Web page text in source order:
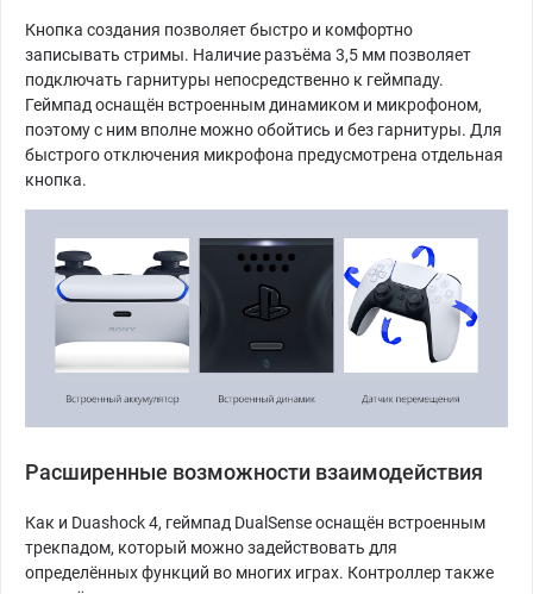
Кнопка создания позволяет быстро и комфортно
записывать стримы. Наличие разъёма 3,5 мм позволяет
подключать гарнитуры непосредственно к геймпаду.
Геймпад оснащён встроенным динамиком и микрофоном,
поэтому с ним вполне можно обойтись и без гарнитуры. Для
быстрого отключения микрофона предусмотрена отдельная
кнопка.
Расширенные возможности взаимодействия
Как и Duashock 4, геймпад DualSense оснащён встроенным
трекпадом, который можно задействовать для
определённых функций во многих играх. Контроллер также